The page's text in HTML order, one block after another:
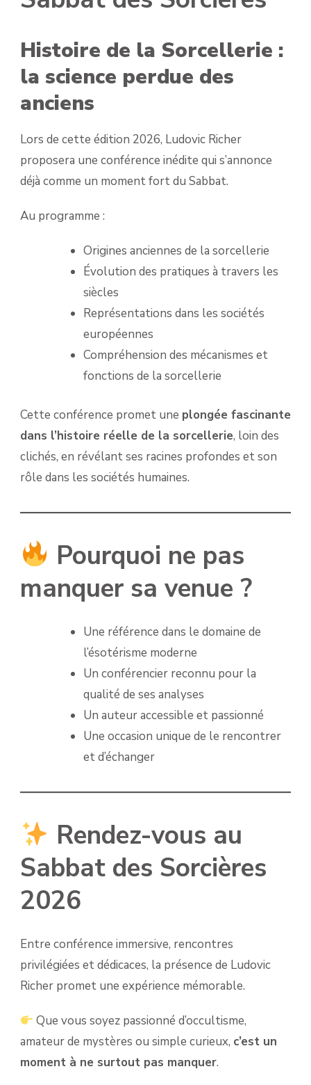
Histoire de la Sorcellerie :
la science perdue des
anciens
Lors de cette édition 2026, Ludovic Richer
proposera une conférence inédite qui s’annonce
déjà comme un moment fort du Sabbat.
Au programme :
Origines anciennes de la sorcellerie
Évolution des pratiques à travers les
siècles
Représentations dans les sociétés
européennes
Compréhension des mécanismes et
fonctions de la sorcellerie
Cette conférence promet une plongée fascinante
dans l’histoire réelle de la sorcellerie, loin des
clichés, en révélant ses racines profondes et son
rôle dans les sociétés humaines.
Pourquoi ne pas
manquer sa venue ?
Une référence dans le domaine de
l’ésotérisme moderne
Un conférencier reconnu pour la
qualité de ses analyses
Un auteur accessible et passionné
Une occasion unique de le rencontrer
et d’échanger
Rendez-vous au
Sabbat des Sorcières
2026
Entre conférence immersive, rencontres
privilégiées et dédicaces, la présence de Ludovic
Richer promet une expérience mémorable.
Que vous soyez passionné d’occultisme,
amateur de mystères ou simple curieux, c’est un
moment à ne surtout pas manquer.